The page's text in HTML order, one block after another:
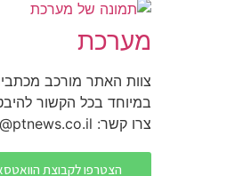
מערכת
צוות האתר מורכב
במיוחד בכל הקשור
צרו קשר: contact@ptnews.co.il